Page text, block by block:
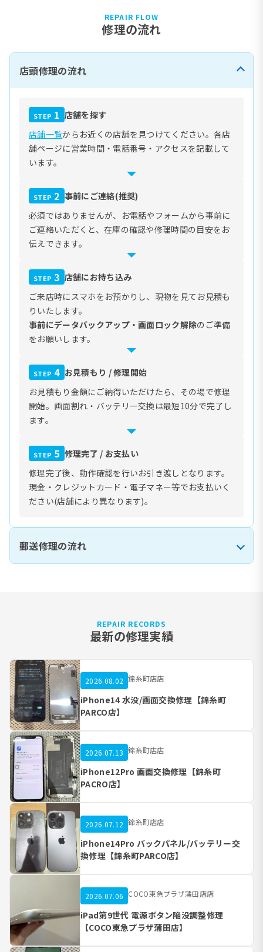
REPAIR FLOW
修理の流れ
店頭修理の流れ
STEP 1 店舗を探す
店舗一覧からお近くの店舗を見つけてください。各店
舗ページに営業時間・電話番号・アクセスを記載して
います。
STEP 2 事前にご連絡(推奨)
必須ではありませんが、お電話やフォームから事前に
ご連絡いただくと、在庫の確認や修理時間の目安をお
伝えできます。
STEP 3 店舗にお持ち込み
ご来店時にスマホをお預かりし、現物を見てお見積も
りいたします。
事前にデータバックアップ・画面ロック解除のご準備
をお願いします。
STEP 4 お見積もり / 修理開始
お見積もり金額にご納得いただけたら、その場で修理
開始。画面割れ・バッテリー交換は最短10分で完了し
ます。
STEP 5 修理完了 / お支払い
修理完了後、動作確認を行いお引き渡しとなります。
現金・クレジットカード・電子マネー等でお支払いく
ださい(店舗により異なります)。
郵送修理の流れ
REPAIR RECORDS
最新の修理実績
2026.08.02 錦糸町店店
iPhone14 水没/画面交換修理【錦糸町
PARCO店】
2026.07.13 錦糸町店店
iPhone12Pro 画面交換修理【錦糸町
PACRO店】
2026.07.12 錦糸町店店
iPhone14Pro バックパネル/バッテリー交
換修理【錦糸町PARCO店】
2026.07.06 COCO東急プラザ蒲田店店
iPad第9世代 電源ボタン陥没調整修理
【COCO東急プラザ蒲田店】